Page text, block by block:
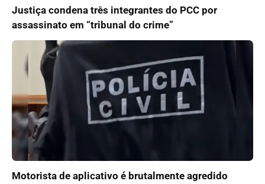
Justiça condena três integrantes do PCC por
assassinato em “tribunal do crime”
Motorista de aplicativo é brutalmente agredido